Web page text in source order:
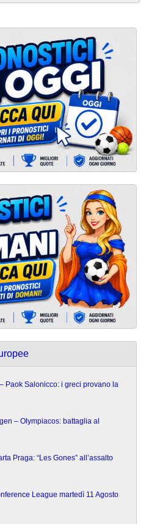
Paok Salonicco: i greci provano la
– Olympiacos: battaglia al
Praga: “Les Gones” all’assalto
League martedì 11 Agosto